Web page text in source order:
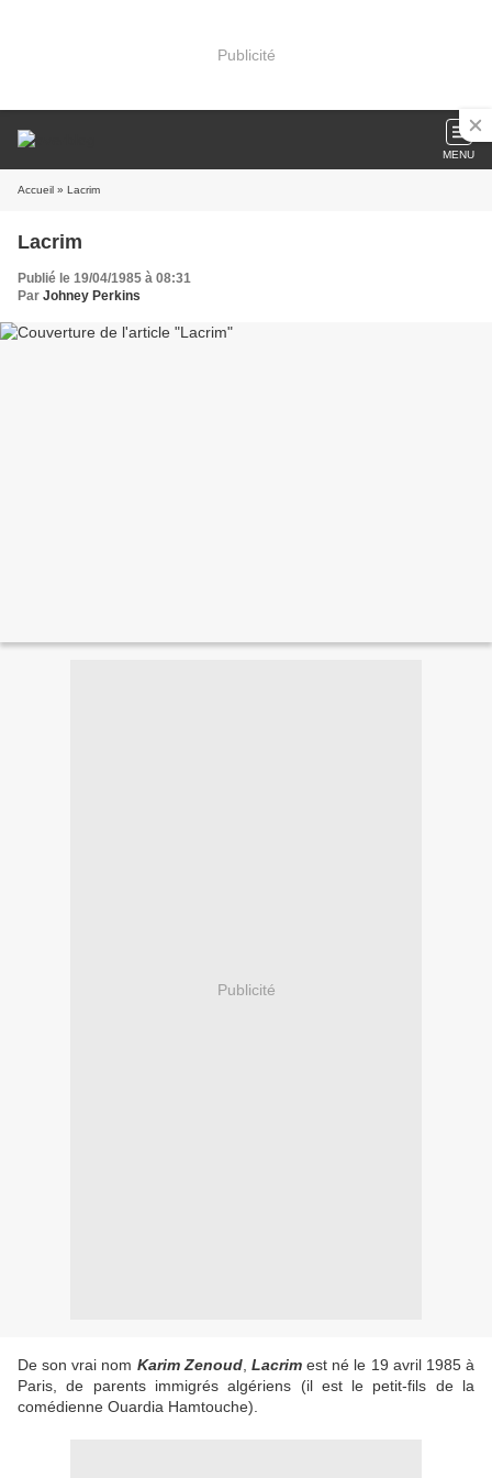
Publicité
MENU
Accueil » Lacrim
Lacrim
Publié le 19/04/1985 à 08:31
Par Johney Perkins
Publicité
De son vrai nom Karim Zenoud, Lacrimest né le 19 avril 1985 à
Paris, de parents immigrés algériens (il est le petit-fils de la
comédienne Ouardia Hamtouche).